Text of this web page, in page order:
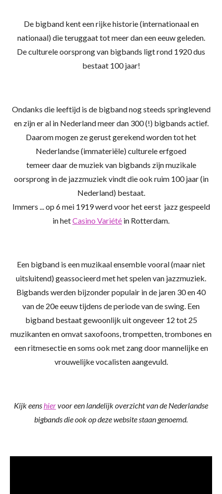
De bigband kent een rijke historie (internationaal en
nationaal) die teruggaat tot meer dan een eeuw geleden.
De culturele oorsprong van bigbands ligt rond 1920 dus
bestaat 100 jaar!
Ondanks die leeftijd is de bigband nog steeds springlevend
en zijn er al in Nederland meer dan 300 (!) bigbands actief.
Daarom mogen ze gerust gerekend worden tot het
Nederlandse (immateriële) culturele erfgoed
temeer daar de muziek van bigbands zijn muzikale
oorsprong in de jazzmuziek vindtdie ook ruim 100 jaar (in
Nederland) bestaat.
Immers ... op 6 mei 1919 werd voor het eerst jazz gespeeld
in hetCasino Variété in Rotterdam.
Een bigband is een muzikaal ensemble vooral (maar niet
uitsluitend) geassocieerd met het spelen van jazzmuziek.
Bigbands werden bijzonder populair in de jaren 30 en 40
van de 20e eeuw tijdens de periode van de swing. Een
bigband bestaat gewoonlijk uit ongeveer 12 tot 25
muzikanten en omvat saxofoons, trompetten, trombones en
een ritmesectie en soms ook met zang door mannelijke en
vrouwelijke vocalisten aangevuld.
Kijk eenshiervoor een landelijk overzicht van de Nederlandse
bigbands die ook op deze website staan genoemd.